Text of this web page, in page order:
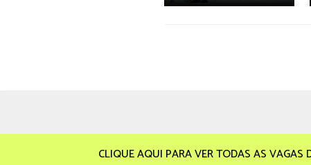
CLIQUE AQUI PARA VER TODAS AS VAGAS